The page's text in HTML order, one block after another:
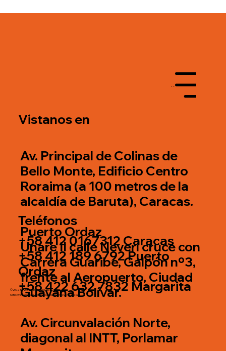
Menu
Vistanos en
Av. Principal de Colinas de
Bello Monte, Edificio Centro
Roraima (a 100 metros de la
alcaldía de Baruta), Caracas.
Puerto Ordaz
Unare II calle Neverí cruce con
Carrera Guaribe, Galpón nº3,
frente al Aeropuerto, Ciudad
Guayana Bolívar.
Av. Circunvalación Norte,
diagonal al INTT, Porlamar
©2025 - 2026 El Mundo del Color.
Sitio web creado porFidias Marketing Venezuela
Teléfonos
+58 412 0167312 Caracas
+58 412 189 6792 Puerto
Ordaz
+58 422 632 7832 Margarita